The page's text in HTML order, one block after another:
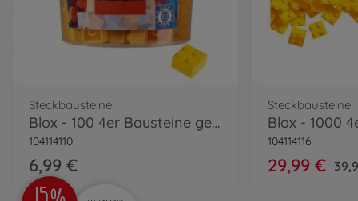
Steckbausteine
Blox - 100 4er Bausteine gelb - kompatibel mit bekannten Spielsteinen
104114110
6,99 €
Steckbausteine
104114116
29,99 €